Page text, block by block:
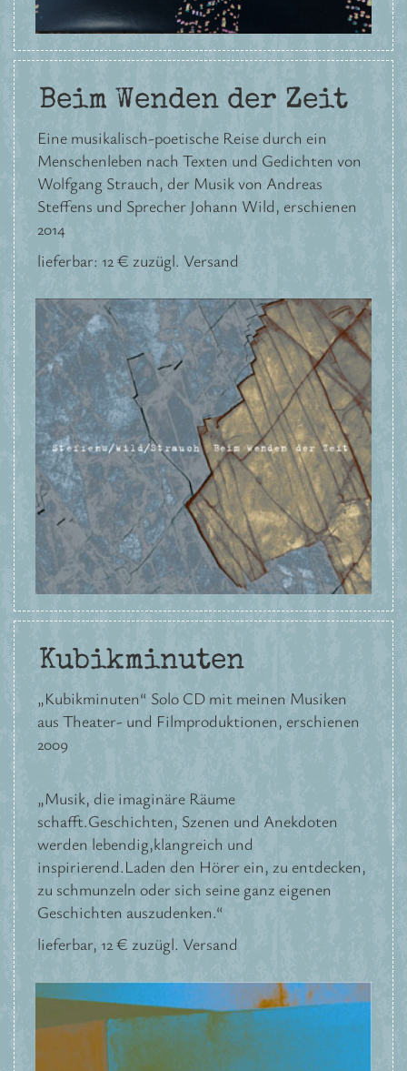
Beim Wenden der Zeit
Eine musikalisch-poetische Reise durch ein
Menschenleben nach Texten und Gedichten von
Wolfgang Strauch, der Musik von Andreas
Steffens und Sprecher Johann Wild, erschienen
2014
lieferbar: 12 € zuzügl. Versand
Kubikminuten
„Kubikminuten“ Solo CD mit meinen Musiken
aus Theater- und Filmproduktionen, erschienen
2009
„Musik, die imaginäre Räume
schafft.Geschichten, Szenen und Anekdoten
werden lebendig,klangreich und
inspirierend.Laden den Hörer ein, zu entdecken,
zu schmunzeln oder sich seine ganz eigenen
Geschichten auszudenken.“
lieferbar, 12 € zuzügl. Versand